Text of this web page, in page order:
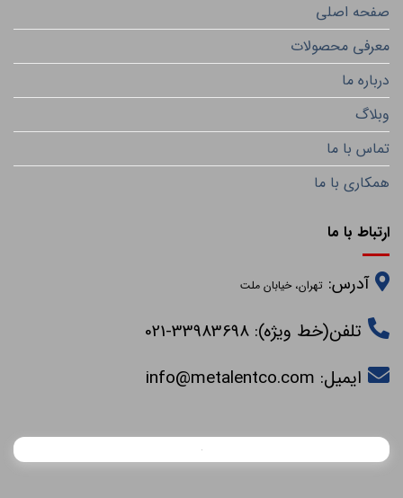
صفحه اصلی
معرفی محصولات
درباره ما
وبلاگ
تماس با ما
همکاری با ما
ارتباط با ما
آدرس:تهران، خیابان ملت
تلفن(خط ویژه): 33983698-021
ایمیل:info@metalentco.com